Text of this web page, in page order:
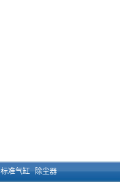
标准气缸 除尘器